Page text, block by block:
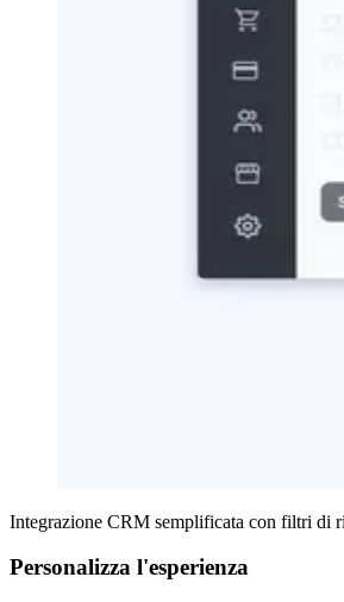
Integrazione CRM semplificata con filtri di
Personalizza l'esperienza